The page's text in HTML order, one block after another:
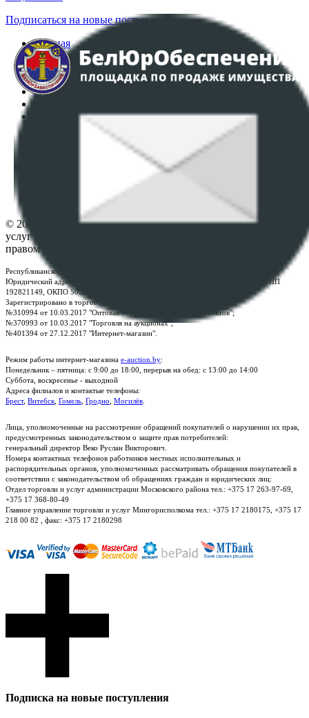
Подписаться на новые поступления
Главная
Аукционы
Интернет-магазин
Регламент организации и проведения торгов
Политика в отношении обработки персональных
ПОЛОЖЕНИЕ О ПОЛИТИКЕ ОБРАБОТКИ COOKIE-
Настройки cookie-файлов
© 2026 Республиканское унитарное предприятие по оказанию
услуг "БелЮрОбеспечение" - Все права защищены авторским
правом
Республиканское унитарное предприятие по оказанию услуг "БелЮрОбеспечение"
Юридический адрес: г. Минск, пр-т. Дзержинского, 1Б, e-mail:
, УНП
192821149, ОКПО 500111895000
Зарегистрировано в торговом реестре Республики Беларусь:
№310994 от 10.03.2017 "Оптовая торговля без торговых объектов";
№370993 от 10.03.2017 "Торговля на аукционах";
№401394 от 27.12.2017 "Интернет-магазин".
Режим работы интернет-магазина e-auction.by:
Понедельник – пятница: с 9:00 до 18:00, перерыв на обед: с 13:00 до 14:00
Суббота, воскресенье - выходной
Адреса филиалов и контактые телефоны:
Брест, Витебск Гомель Гродно Могилёв
Лица, уполномоченные на рассмотрение обращений покупателей о нарушении их прав,
предусмотренных законодательством о защите прав потребителей:
генеральный директор Веко Руслан Викторович.
Номера контактных телефонов работников местных исполнительных и
распорядительных органов, уполномоченных рассматривать обращения покупателей в
соответствии с законодательством об обращениях граждан и юридических лиц:
Отдел торговли и услуг администрации Московского района тел.: +375 17 263-97-69,
+375 17 368-80-49
Главное управление торговли и услуг Мингорисполкома тел.: +375 17 2180175, +375 17
218 00 82 , факс: +375 17 2180298
Подписка на новые поступления